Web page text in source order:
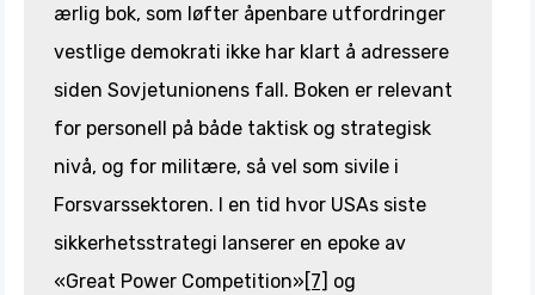
ærlig bok, som løfter åpenbare utfordringer
vestlige demokrati ikke har klart å adressere
siden Sovjetunionens fall. Boken er relevant
for personell på både taktisk og strategisk
nivå, og for militære, så vel som sivile i
Forsvarssektoren. I en tid hvor USAs siste
sikkerhetsstrategi lanserer en epoke av
«Great Power Competition»[7] og